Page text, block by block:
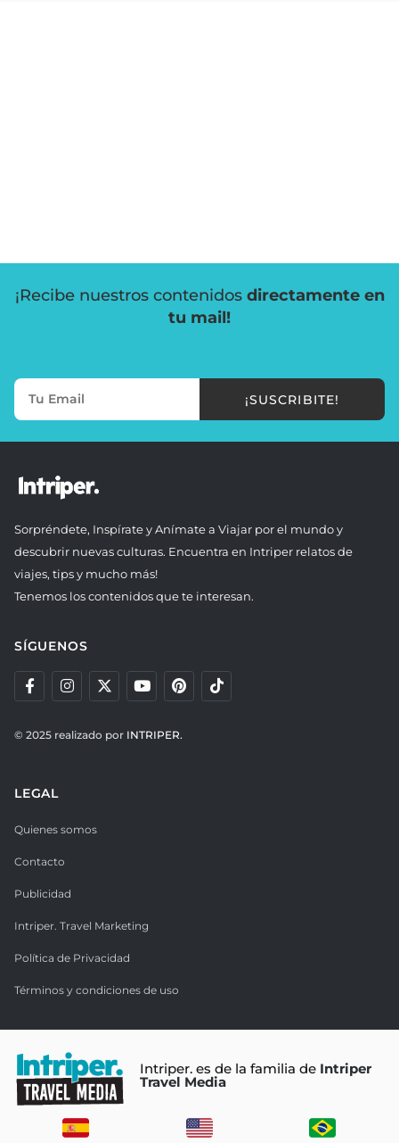
¡Recibe nuestros contenidos directamente en
tu mail!
¡SUSCRIBITE!
Sorpréndete, Inspírate y Anímate a Viajar por el mundo y
descubrir nuevas culturas. Encuentra en Intriper relatos de
viajes, tips y mucho más!
Tenemos los contenidos que te interesan.
SÍGUENOS
© 2025 realizado por INTRIPER.
LEGAL
Quienes somos
Contacto
Publicidad
Intriper. Travel Marketing
Política de Privacidad
Términos y condiciones de uso
Intriper. es de la familia de Intriper
Travel Media